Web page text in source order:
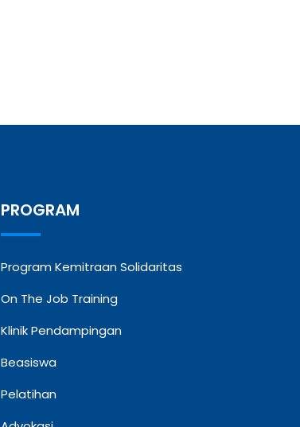
PROGRAM
Program Kemitraan Solidaritas
On The Job Training
Klinik Pendampingan
Beasiswa
Pelatihan